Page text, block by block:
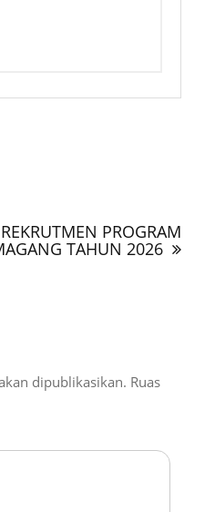
PROGRAM
TAHUN 2026
dipublikasikan. Ruas